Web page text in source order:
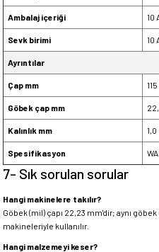
Ambalaj içeriği 10
Sevk birimi 10
Ayrıntılar
Çap mm 115
Göbek çap mm
Kalınlık mm 1,0
Spesifikasyon
7- Sık sorulan sorular
Hangi makinelere takılır?
Göbek (mil) çapı 22,23 mm'dir; aynı
makineleriyle kullanılır.
Hangi malzemeyi keser?